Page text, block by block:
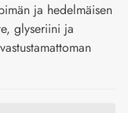
ja hedelmäisen
glyseriini ja